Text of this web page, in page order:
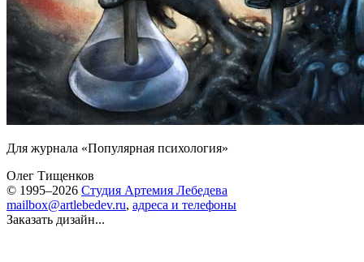
Для журнала «Популярная психология»
Олег Тищенков
© 1995–2026 Студия Артемия Лебедева
mailbox@artlebedev.ru, адреса и телефоны
Заказать дизайн...